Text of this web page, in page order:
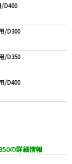
/D400
/D300
/D350
/D400
の詳細情報